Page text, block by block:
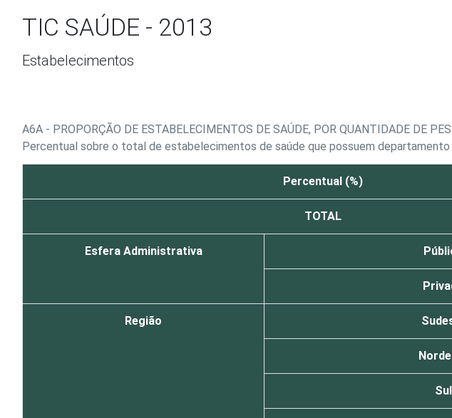
TIC SAÚDE - 2013
Estabelecimentos
A6A - PROPORÇÃO DE ESTABELECIMENTOS DE SAÚDE, POR QUANTIDADE DE
Percentual sobre o total de estabelecimentos de saúde que possuem
Percentual (%)
TOTAL
Esfera Administrativa
Região
Sul